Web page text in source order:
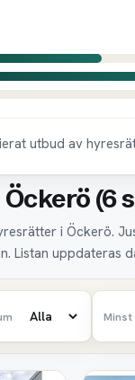
utbud av
(6
i Öckerö.
Listan uppdateras
Minst